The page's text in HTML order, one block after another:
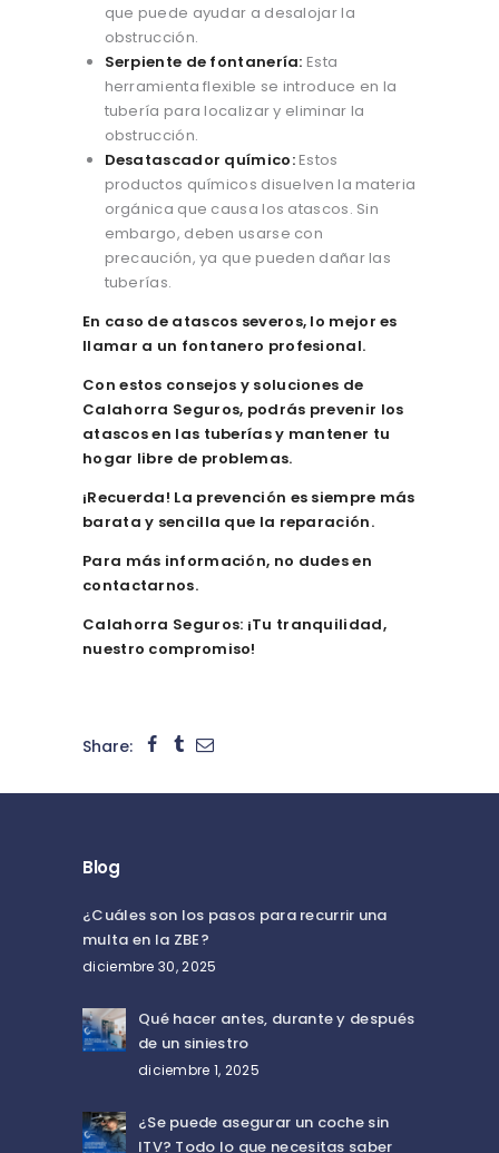
que puede ayudar a desalojar la
obstrucción.
Serpiente de fontanería: Esta
herramienta flexible se introduce en la
tubería para localizar y eliminar la
obstrucción.
Desatascador químico:Estos
productos químicos disuelven la materia
orgánica que causa los atascos. Sin
embargo, deben usarse con
precaución, ya que pueden dañar las
tuberías.
En caso de atascos severos, lo mejor es
llamar a un fontanero profesional.
Con estos consejos y soluciones de
Calahorra Seguros, podrás prevenir los
atascos en las tuberías y mantener tu
hogar libre de problemas.
¡Recuerda! La prevención es siempre más
barata y sencilla que la reparación.
Para más información, no dudes en
contactarnos.
Calahorra Seguros: ¡Tu tranquilidad,
nuestro compromiso!
Share:
Blog
¿Cuáles son los pasos para recurrir una
multa en la ZBE?
diciembre 30, 2025
Qué hacer antes, durante y después
de un siniestro
diciembre 1, 2025
¿Se puede asegurar un coche sin
ITV? Todo lo que necesitas saber